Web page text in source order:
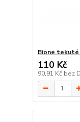
Bione tekuté
110 Kč
90,91 Kč bez